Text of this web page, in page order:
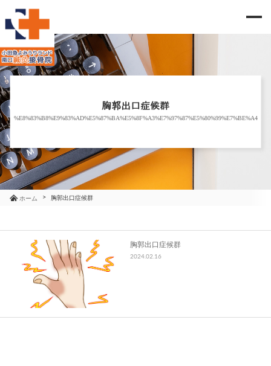
胸郭出口症候群
%E8%83%B8%E9%83%AD%E5%87%BA%E5%8F%A3%E7%97%87%E5%80%99%E7%BE%A4
ホーム 胸郭出口症候群
胸郭出口症候群
2024.02.16
当院のご紹介
お知らせ
ブログ
コラム
アクセス
スタッフ募集